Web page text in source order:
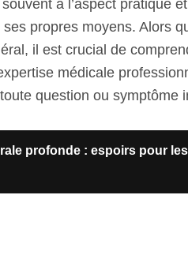
à l’aspect pratique
propres moyens. Alors
il est crucial de
médicale
question ou symptôme
profonde : espoirs pour